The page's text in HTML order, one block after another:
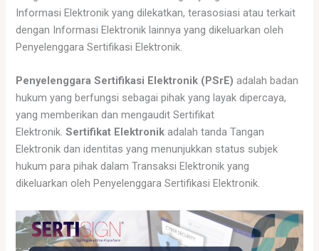
Informasi Elektronik yang dilekatkan, terasosiasi atau terkait
dengan Informasi Elektronik lainnya yang dikeluarkan oleh
Penyelenggara Sertifikasi Elektronik.
Penyelenggara Sertifikasi Elektronik (PSrE)adalah badan
hukum yang berfungsi sebagai pihak yang layak dipercaya,
yang memberikan dan mengaudit Sertifikat
Elektronik.Sertifikat Elektronikadalah tanda Tangan
Elektronik dan identitas yang menunjukkan status subjek
hukum para pihak dalam Transaksi Elektronik yang
dikeluarkan oleh Penyelenggara Sertifikasi Elektronik.